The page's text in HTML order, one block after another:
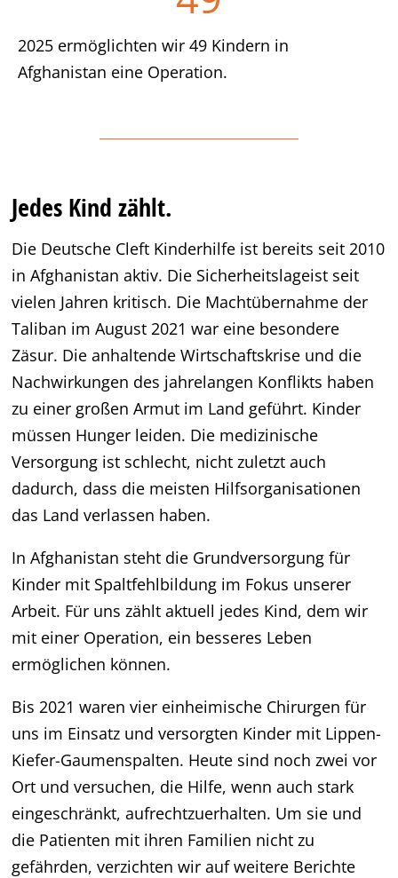
2025 ermöglichten wir 49 Kindern in
Afghanistan eine Operation.
Jedes Kind zählt.
Die Deutsche Cleft Kinderhilfe ist bereits seit 2010
in Afghanistan aktiv. Die Sicherheitslageist seit
vielen Jahren kritisch. Die Machtübernahme der
Taliban im August 2021 war eine besondere
Zäsur. Die anhaltende Wirtschaftskrise und die
Nachwirkungen des jahrelangen Konflikts haben
zu einer großen Armut im Land geführt. Kinder
müssen Hunger leiden. Die medizinische
Versorgung ist schlecht, nicht zuletzt auch
dadurch, dass die meisten Hilfsorganisationen
das Land verlassen haben.
In Afghanistan steht die Grundversorgung für
Kinder mit Spaltfehlbildung im Fokus unserer
Arbeit. Für uns zählt aktuell jedes Kind, dem wir
mit einer Operation, ein besseres Leben
ermöglichen können.
Bis 2021 waren vier einheimische Chirurgen für
uns im Einsatz und versorgten Kinder mit Lippen-
Kiefer-Gaumenspalten. Heute sind noch zwei vor
Ort und versuchen, die Hilfe, wenn auch stark
eingeschränkt, aufrechtzuerhalten. Um sie und
die Patienten mit ihren Familien nicht zu
gefährden, verzichten wir auf weitere Berichte